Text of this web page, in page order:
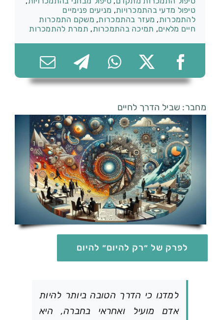
טיפול מדעי בהתמכרויות, מניעים פנימיים
להתמכרות, מעזר בהתמכרות, משקם התמכרות
חיים מלאים, תמיכה בהתמכרות, תמרת להתמכרות
מחבר: שביל הדרך לחיים
לפרק של ״רק להיום״ להיום
למדנו כי הדרך הטובה ביותר להיות
אדם מועיל ואחראי בחברה, היא